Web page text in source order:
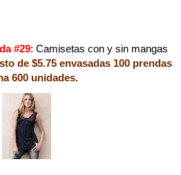
#29: Camisetas con y sin mangas
de $5.75 envasadas 100 prendas
600 unidades.